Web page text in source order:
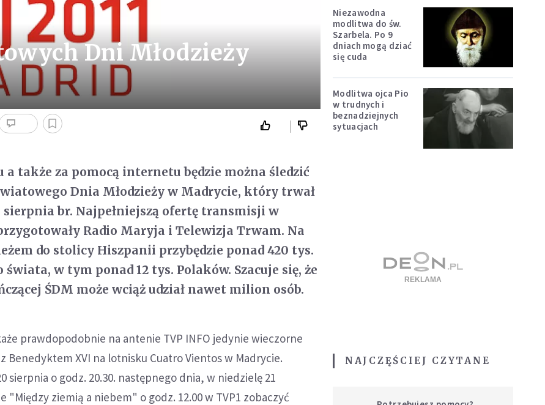
Dni Młodzieży
także za pomocą internetu będzie można śledzić
Dnia Młodzieży w Madrycie, który trwał
sierpnia br. Najpełniejszą ofertę transmisji w
Radio Maryja i Telewizja Trwam. Na
do stolicy Hiszpanii przybędzie ponad 420 tys.
świata, w tym ponad 12 tys. Polaków. Szacuje się, że
ŚDM może wciąż udział nawet milion osób.
prawdopodobnie na antenie TVP INFO jedynie wieczorne
Benedyktem XVI na lotnisku Cuatro Vientos w Madrycie.
sierpnia o godz. 20.30. następnego dnia, w niedzielę 21
"Między ziemią a niebem" o godz. 12.00 w TVP1 zobaczyć
Niezawodna
modlitwa do św.
Szarbela. Po 9
dniach mogą dziać
się cuda
Modlitwa ojca Pio
w trudnych i
beznadziejnych
sytuacjach
NAJCZĘŚCIEJ CZYTANE